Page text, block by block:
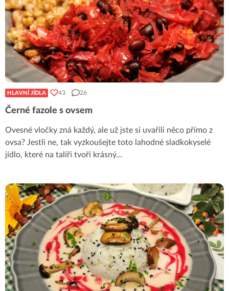
HLAVNÍ JÍDLA 43 26
Černé fazole s ovsem
Ovesné vločky zná každý, ale už jste si uvařili něco přímo z
ovsa? Jestli ne, tak vyzkoušejte toto lahodné sladkokyselé
jídlo, které na talíři tvoří krásný...